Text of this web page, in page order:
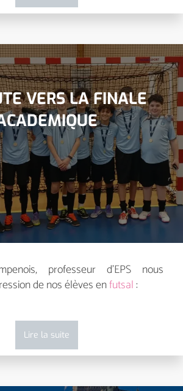
VERS LA FINALE
professeur d'EPS nous
de nos élèves enfutsal:
Lire la suite